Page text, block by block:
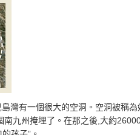
灣有一個很大的空洞。空洞被稱
南九州掩埋了。在那之後,大約